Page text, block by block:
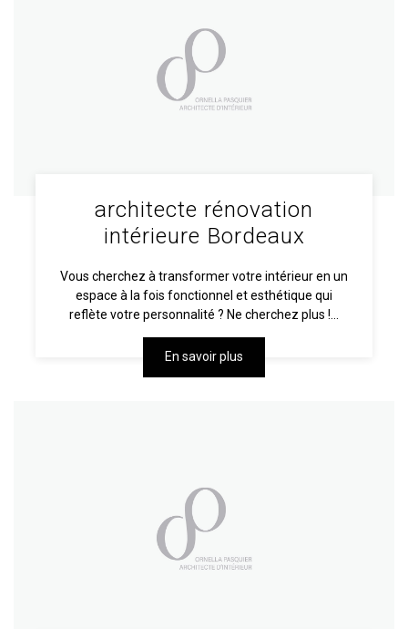
architecte rénovation
intérieure Bordeaux
Vous cherchez à transformer votre intérieur en un
espace à la fois fonctionnel et esthétique qui
reflète votre personnalité ? Ne cherchez plus !...
En savoir plus